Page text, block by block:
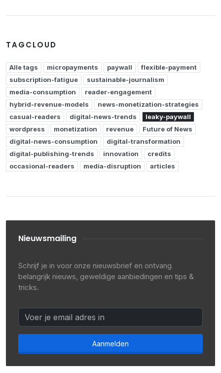
TAGCLOUD
Alle tags micropayments paywall
flexible-payment
subscription-fatigue
sustainable-journalism
media-consumption
reader-engagement
hybrid-revenue-models
news-monetization-strategies
casual-readers
digital-news-trends
leaky-paywall
wordpress
monetization revenue
Future of News
digital-news-consumption
digital-transformation
digital-publishing-trends
innovation
credits
occasional-readers
media-disruption articles
Nieuwsmailing
Schrijf je in voor onze nieuwsbrief en ontvang
belangrijk nieuws, geweldige aanbiedingen en tips &
tricks.
Aanmelden